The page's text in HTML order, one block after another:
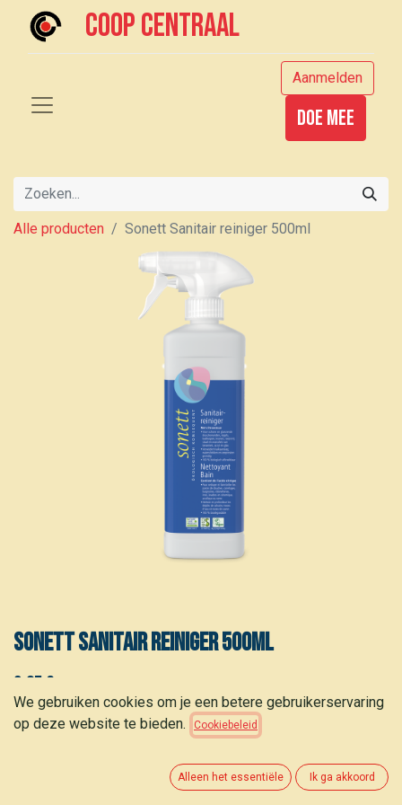
Coop centraal
Aanmelden
Doe mee
Alle producten Sonett Sanitair reiniger 500ml
Sonett Sanitair reiniger 500ml
2,95 €
TOEVOEGEN AAN WINKELMANDJE
We gebruiken cookies om je een betere gebruikerservaring
op deze website te bieden.
Cookiebeleid
Alleen het essentiële Ik ga akkoord